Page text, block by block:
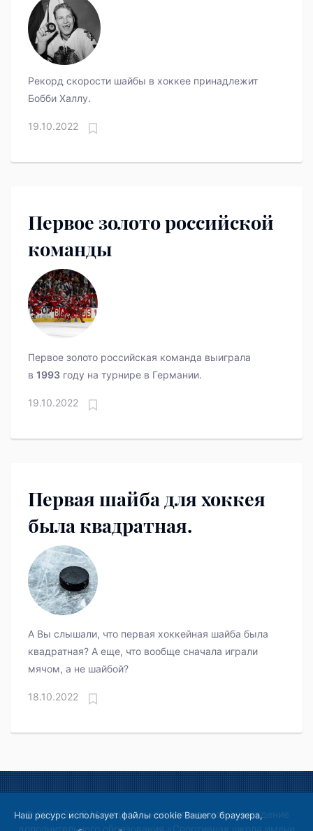
Рекорд скорости шайбы в хоккее принадлежит
Бобби Халлу.
19.10.2022
Первое золото российской
команды
Первое золото российская команда выиграла
в 1993 году на турнире в Германии.
19.10.2022
Первая шайба для хоккея
была квадратная.
А Вы слышали, что первая хоккейная шайба была
квадратная? А еще, что вообще сначала играли
мячом, а не шайбой?
18.10.2022
© 2016-2026 Муниципальное автономное учреждение
дополнительного образования «Спортивная школа имени
Наш ресурс использует файлы cookie Вашего браузера,